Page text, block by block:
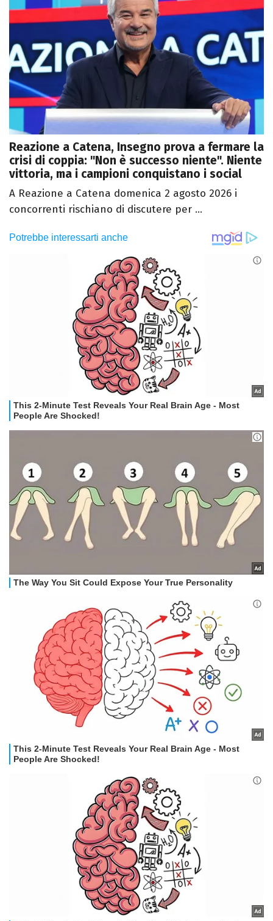
Reazione a Catena, Insegno prova a fermare la
crisi di coppia: "Non è successo niente". Niente
vittoria, ma i campioni conquistano i social
A Reazione a Catena domenica 2 agosto 2026 i
concorrenti rischiano di discutere per ...